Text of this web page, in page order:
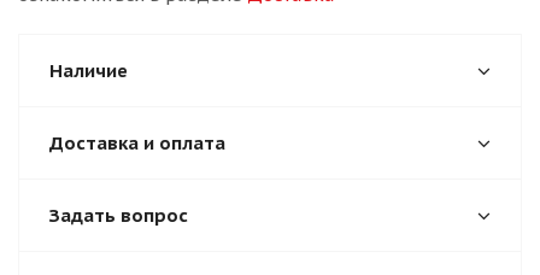
Наличие
Доставка и оплата
Задать вопрос